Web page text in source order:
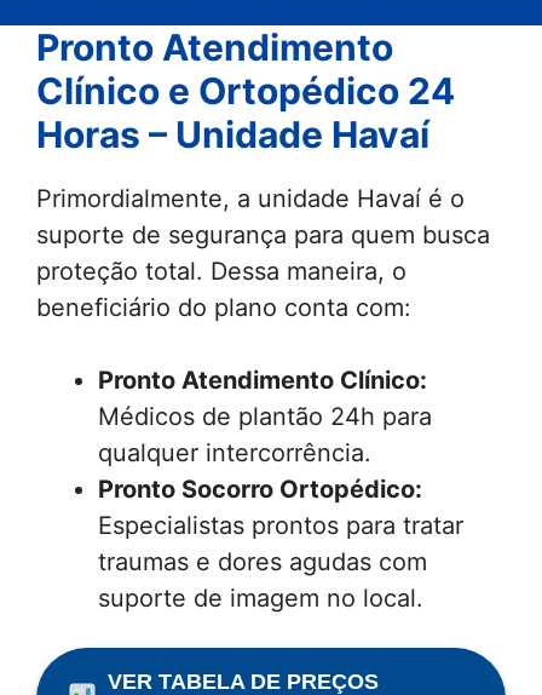
Pronto Atendimento
Clínico e Ortopédico 24
Horas – Unidade Havaí
Primordialmente, a unidade Havaí é o
suporte de segurança para quem busca
proteção total. Dessa maneira, o
beneficiário do plano conta com:
Pronto Atendimento Clínico:
Médicos de plantão 24h para
qualquer intercorrência.
Pronto Socorro Ortopédico:
Especialistas prontos para tratar
traumas e dores agudas com
suporte de imagem no local.
VER TABELA DE PREÇOS